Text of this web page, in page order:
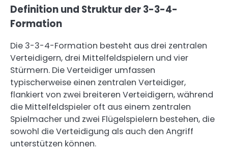
Definition und Struktur der 3-3-4-
Formation
Die 3-3-4-Formation besteht aus drei zentralen
Verteidigern, drei Mittelfeldspielern und vier
Stürmern. Die Verteidiger umfassen
typischerweise einen zentralen Verteidiger,
flankiert von zwei breiteren Verteidigern, während
die Mittelfeldspieler oft aus einem zentralen
Spielmacher und zwei Flügelspielern bestehen, die
sowohl die Verteidigung als auch den Angriff
unterstützen können.